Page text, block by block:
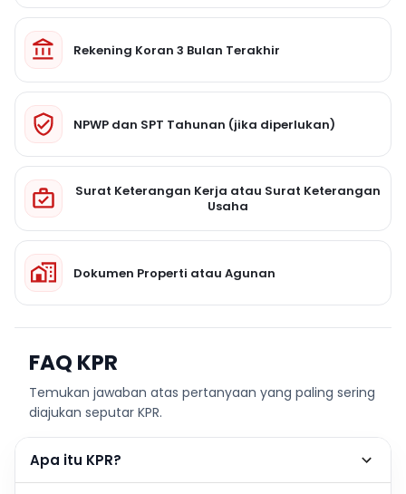
Rekening Koran 3 Bulan Terakhir
NPWP dan SPT Tahunan (jika diperlukan)
Surat Keterangan Kerja atau Surat Keterangan
Usaha
Dokumen Properti atau Agunan
FAQ KPR
Temukan jawaban atas pertanyaan yang paling sering
diajukan seputar KPR.
Apa itu KPR?